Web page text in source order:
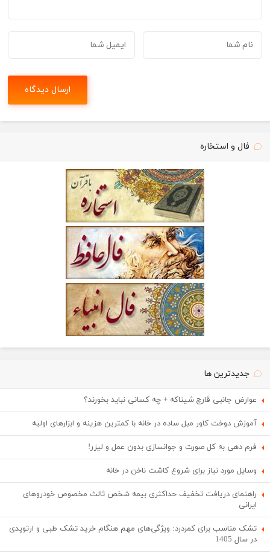
فال و استخاره
جدیدترین ها
عوارض جانبی قارچ شیتاکه + چه کسانی نباید بخورند؟
آموزش دوخت کاور مبل ساده در خانه با کمترین هزینه و ابزارهای اولیه
فرم دهی به کل صورت و جوانسازی بدون عمل و لیزر!
وسایل مورد نیاز برای شروع کاشت ناخن در خانه
راهنمای دریافت تخفیف حداکثری بیمه شخص ثالث مخصوص خودروهای
ایرانی
تشک مناسب برای کمردرد: ویژگی‌های مهم هنگام خرید تشک طبی و ارتوپدی
در سال 1405